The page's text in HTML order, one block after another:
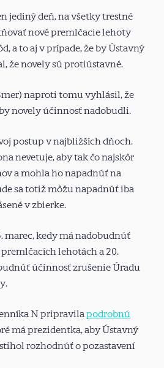
jediný deň, na všetky trestné
nové premlčacie lehoty
a to aj v prípade, že by Ústavný
že novely sú protiústavné.
naproti tomu vyhlásil, že
novely účinnosť nadobudli.
postup v najbližších dňoch.
nevetuje, aby tak čo najskôr
a mohla ho napadnúť na
sa totiž môžu napadnúť iba
v zbierke.
marec, kedy má nadobudnúť
lehotách a 20.
účinnosť zrušenie Úradu
N pripravilapodrobnú
má prezidentka, aby Ústavný
rozhodnúť o pozastavení